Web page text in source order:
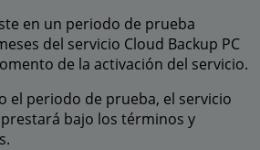
en un periodo de prueba
del servicio Cloud Backup PC
de la activación del servicio.
el periodo de prueba, el servicio
prestará bajo los términos y